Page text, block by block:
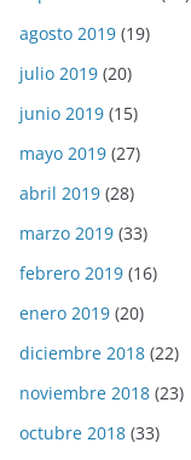
agosto 2019 (19)
julio 2019 (20)
junio 2019 (15)
mayo 2019 (27)
abril 2019 (28)
marzo 2019 (33)
febrero 2019 (16)
enero 2019 (20)
diciembre 2018 (22)
noviembre 2018 (23)
octubre 2018 (33)